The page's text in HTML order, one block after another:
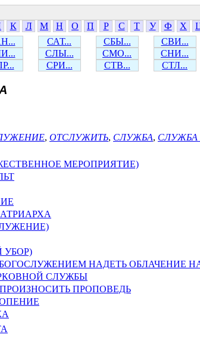
К Л М Н О П Р С Т У Ф Х
САТ... СБЫ... СВИ...
СЛЫ... СМО... СНИ...
СРИ... СТВ... СТЛ...
, ОТСЛУЖИТЬ, СЛУЖБА, СЛУЖБА
МЕРОПРИЯТИЕ)
УБОР)
БОГОСЛУЖЕНИЕМ НАДЕТЬ ОБЛАЧЕНИЕ
СЛУЖБЫ
ПРОПОВЕДЬ